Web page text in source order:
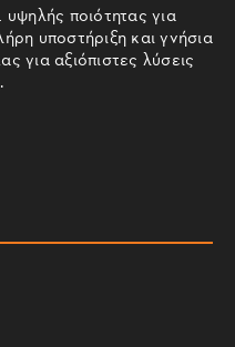
ποιότητας για
υποστήριξη και γνήσια
για αξιόπιστες λύσεις